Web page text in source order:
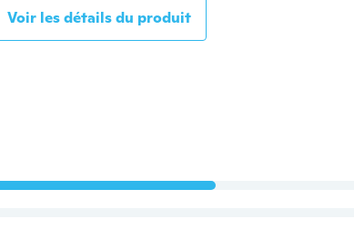
Voir les détails du produit